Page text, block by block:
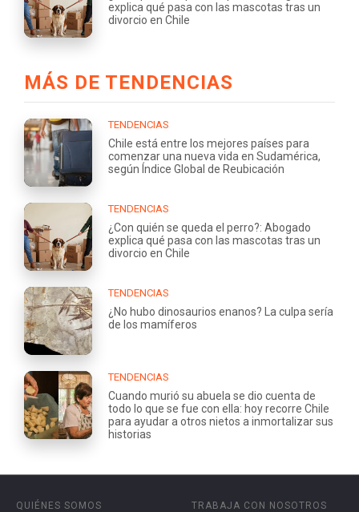
explica qué pasa con las mascotas tras un
divorcio en Chile
MÁS DE TENDENCIAS
TENDENCIAS
Chile está entre los mejores países para
comenzar una nueva vida en Sudamérica,
según Índice Global de Reubicación
TENDENCIAS
¿Con quién se queda el perro?: Abogado
explica qué pasa con las mascotas tras un
divorcio en Chile
TENDENCIAS
¿No hubo dinosaurios enanos? La culpa sería
de los mamíferos
TENDENCIAS
Cuando murió su abuela se dio cuenta de
todo lo que se fue con ella: hoy recorre Chile
para ayudar a otros nietos a inmortalizar sus
historias
QUIÉNES SOMOS
TRABAJA CON NOSOTROS